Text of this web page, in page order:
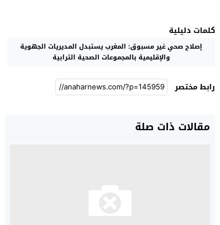
كلمات دليلية
إصلاح صحي غير مسبوق: المغرب يستبدل المديريات الجهوية
والإقليمية بالمجموعات الصحية الترابية
رابط مختصر
مقالات ذات صلة